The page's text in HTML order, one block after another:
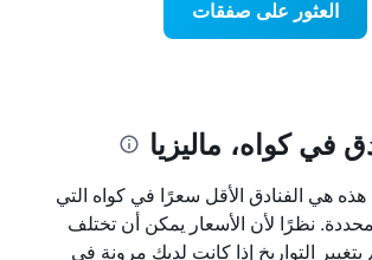
العثور على صفقات
في كواه، ماليزيا
هي الفنادق الأقل سعرًا في كواه التي
نظرًا لأن الأسعار يمكن أن تختلف
التواريخ إذا كانت لديك مرونة في